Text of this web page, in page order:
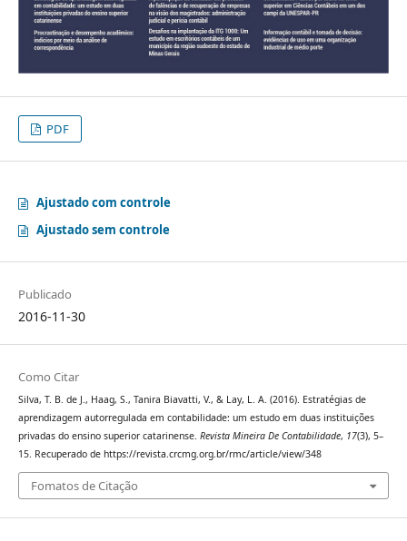
PDF
Ajustado com controle
Ajustado sem controle
Publicado
2016-11-30
Como Citar
Silva, T. B. de J., Haag, S., Tanira Biavatti, V., & Lay, L. A. (2016). Estratégias de
aprendizagem autorregulada em contabilidade: um estudo em duas instituições
privadas do ensino superior catarinense. Revista Mineira De Contabilidade, 17(3), 5–
15. Recuperado de https://revista.crcmg.org.br/rmc/article/view/348
Fomatos de Citação